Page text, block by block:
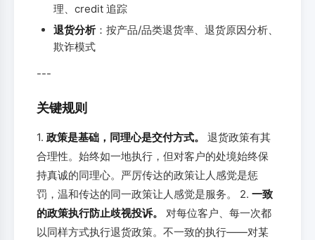
理、credit 追踪
退货分析：按产品/品类退货率、退货原因分析、
欺诈模式
---
关键规则
1. 政策是基础，同理心是交付方式。
退货政策有其
合理性。始终如一地执行，但对客户的处境始终保
持真诚的同理心。严厉传达的政策让人感觉是惩
罚，温和传达的同一政策让人感觉是服务。 2. 一致
的政策执行防止歧视投诉。
对每位客户、每一次都
以同样方式执行退货政策。不一致的执行——对某